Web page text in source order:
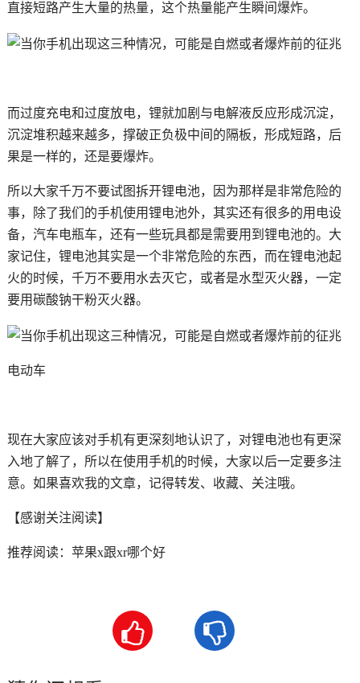
直接短路产生大量的热量，这个热量能产生瞬间爆炸。
而过度充电和过度放电，锂就加剧与电解液反应形成沉淀，
沉淀堆积越来越多，撑破正负极中间的隔板，形成短路，后
果是一样的，还是要爆炸。
所以大家千万不要试图拆开锂电池，因为那样是非常危险的
事，除了我们的手机使用锂电池外，其实还有很多的用电设
备，汽车电瓶车，还有一些玩具都是需要用到锂电池的。大
家记住，锂电池其实是一个非常危险的东西，而在锂电池起
火的时候，千万不要用水去灭它，或者是水型灭火器，一定
要用碳酸钠干粉灭火器。
电动车
现在大家应该对手机有更深刻地认识了，对锂电池也有更深
入地了解了，所以在使用手机的时候，大家以后一定要多注
意。如果喜欢我的文章，记得转发、收藏、关注哦。
【感谢关注阅读】
推荐阅读： 苹果x跟xr哪个好
 